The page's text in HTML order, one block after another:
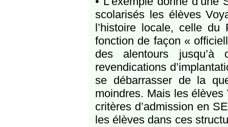
scolarisés les élèves
l’histoire locale, celle
fonction de façon «
des alentours
revendications
se débarrasser de la
moindres. Mais les
critères d’admission en
les élèves dans ces